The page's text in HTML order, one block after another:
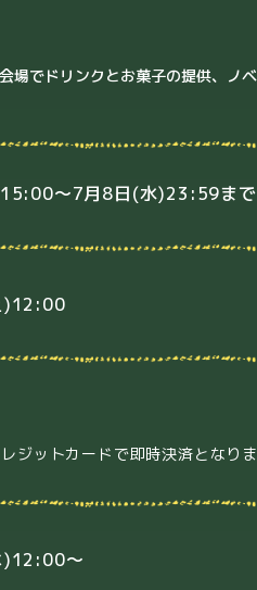
場でドリンクとお菓子の提供、ノ
～7月8日(水)23:59まで
)12:00
ジットカードで即時決済となり
)12:00～